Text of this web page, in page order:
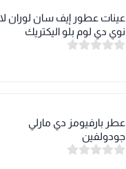
عينات عطور إيف سان لوران لا
نوي دي لوم بلو اليكتريك
عطر بارفيومز دي مارلي
جودولفين